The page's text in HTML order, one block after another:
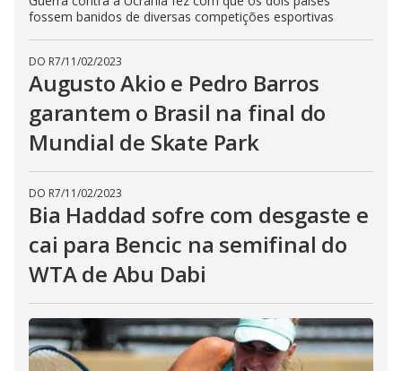
fossem banidos de diversas competições esportivas
DO R7/11/02/2023
Augusto Akio e Pedro Barros
garantem o Brasil na final do
Mundial de Skate Park
DO R7/11/02/2023
Bia Haddad sofre com desgaste e
cai para Bencic na semifinal do
WTA de Abu Dabi